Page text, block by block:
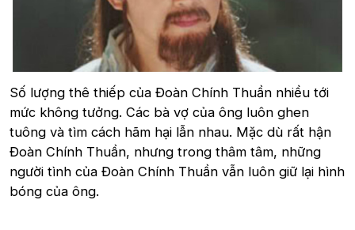
Số lượng thê thiếp của Đoàn Chính Thuần nhiều tới
mức không tưởng. Các bà vợ của ông luôn ghen
tuông và tìm cách hãm hại lẫn nhau. Mặc dù rất hận
Đoàn Chính Thuần, nhưng trong thâm tâm, những
người tình của Đoàn Chính Thuần vẫn luôn giữ lại hình
bóng của ông.